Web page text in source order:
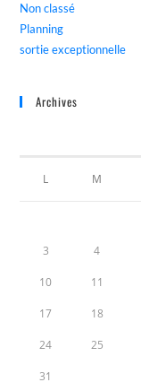
Non classé
Planning
sortie exceptionnelle
Archives
L M
3 4
10 11
17 18
24 25
31